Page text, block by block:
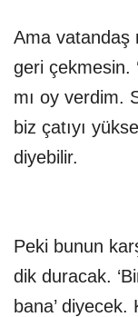
Ama vatandaş
geri çekmesin.
mı oy verdim.
biz çatıyı
diyebilir.
Peki bunun
dik duracak.
bana’